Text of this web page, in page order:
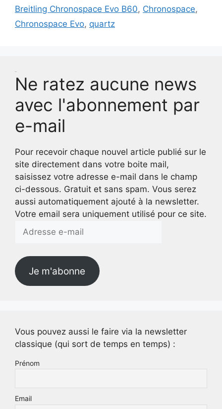
Breitling Chronospace Evo B60, Chronospace,
Chronospace Evo, quartz
Test
Ne ratez aucune news
avec l'abonnement par
e-mail
Pour recevoir chaque nouvel article publié sur le
site directement dans votre boite mail,
saisissez votre adresse e-mail dans le champ
ci-dessous. Gratuit et sans spam. Vous serez
aussi automatiquement ajouté à la newsletter.
Votre email sera uniquement utilisé pour ce site.
e-
Je m'abonne
Vous pouvez aussi le faire via la newsletter
classique (qui sort de temps en temps) :
Prénom
Email